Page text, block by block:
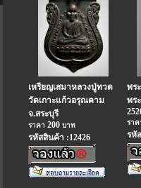
เหรียญเสมาหลวงปู่ทวด
วัดเกาะแก้วอรุณคาม
จ.สระบุรี
ราคา 200 บาท
รหัสสินค้า :12426
พร
พร
รา
รหั